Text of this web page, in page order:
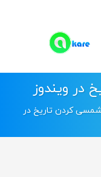
در ویندوز
کردن تاریخ در